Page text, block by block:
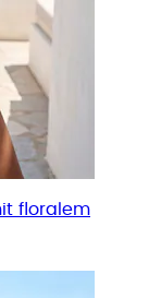
floralem